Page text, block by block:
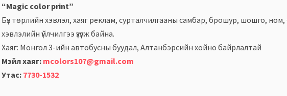
“Magic color print”
Бүх төрлийн хэвлэл, хаяг реклам, сурталчилгааны самбар, брошур, шошго, ном,
хэвлэлийн үйлчилгээ үзүүлж байна.
Хаяг: Монгол 3-ийн автобусны буудал, Алтанбэрсийн хойно байрлалтай
Мэйл хаяг: mcolors107@gmail.com
Утас: 7730-1532